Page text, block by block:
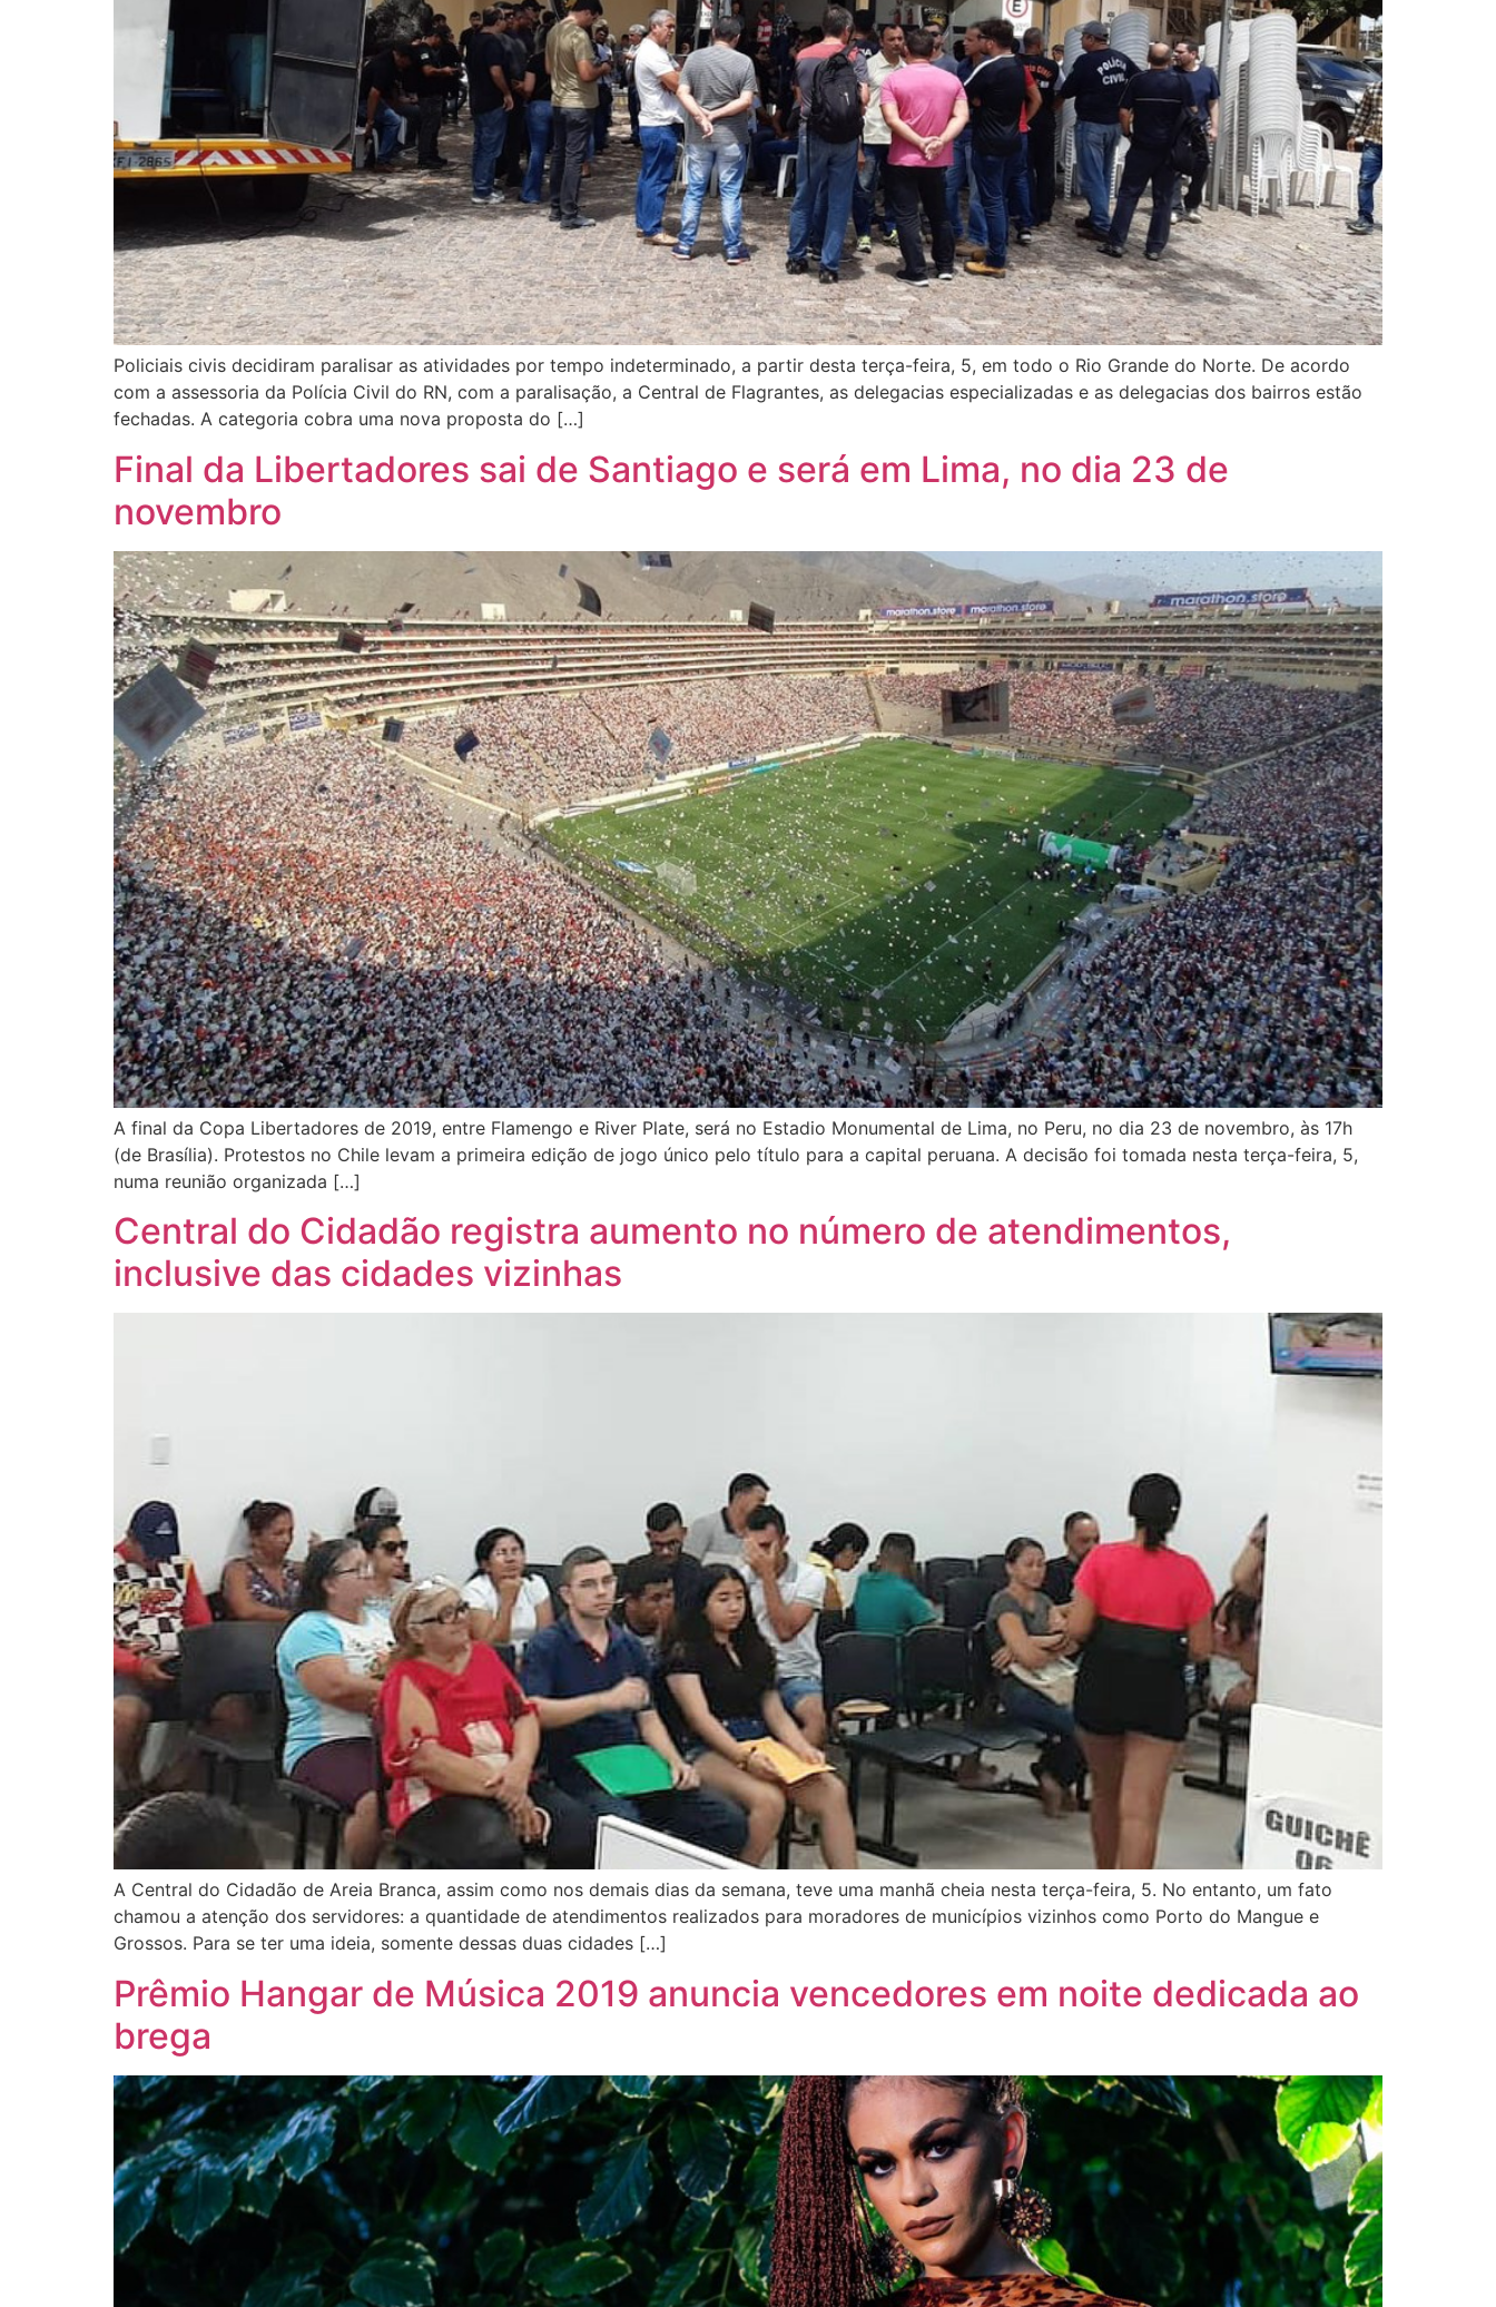
Policiais civis decidiram paralisar as atividades por tempo indeterminado, a partir desta terça-feira, 5, em todo o Rio Grande do Norte. De acordo
com a assessoria da Polícia Civil do RN, com a paralisação, a Central de Flagrantes, as delegacias especializadas e as delegacias dos bairros estão
fechadas. A categoria cobra uma nova proposta do […]
Final da Libertadores sai de Santiago e será em Lima, no dia 23 de
novembro
A final da Copa Libertadores de 2019, entre Flamengo e River Plate, será no Estadio Monumental de Lima, no Peru, no dia 23 de novembro, às 17h
(de Brasília). Protestos no Chile levam a primeira edição de jogo único pelo título para a capital peruana. A decisão foi tomada nesta terça-feira, 5,
numa reunião organizada […]
Central do Cidadão registra aumento no número de atendimentos,
inclusive das cidades vizinhas
A Central do Cidadão de Areia Branca, assim como nos demais dias da semana, teve uma manhã cheia nesta terça-feira, 5. No entanto, um fato
chamou a atenção dos servidores: a quantidade de atendimentos realizados para moradores de municípios vizinhos como Porto do Mangue e
Grossos. Para se ter uma ideia, somente dessas duas cidades […]
Prêmio Hangar de Música 2019 anuncia vencedores em noite dedicada ao
brega